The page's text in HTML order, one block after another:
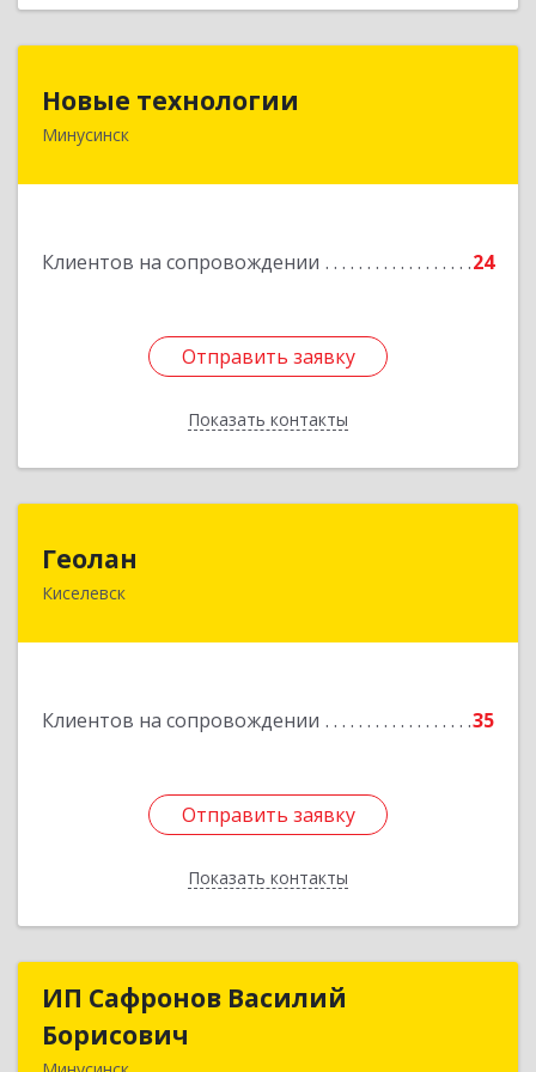
Новые технологии
Минусинск
Клиентов на сопровождении 24
Отправить заявку
Показать контакты
662606, Красноярский край, Минусинск г,
Отправить заявку
Назад
Геолан
Киселевск
Клиентов на сопровождении 35
Отправить заявку
Показать контакты
Отправить заявку
Назад
ИП Сафронов Василий
Борисович
ИП Сафронов Василий